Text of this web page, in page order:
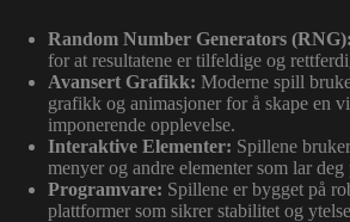
Random Number Generators (RNG):
for at resultatene er tilfeldige og
Avansert Grafikk: Moderne spill
grafikk og animasjoner for å skape en
imponerende opplevelse.
Interaktive Elementer: Spillene
menyer og andre elementer som lar
Programvare: Spillene er bygget på
plattformer som sikrer stabilitet og